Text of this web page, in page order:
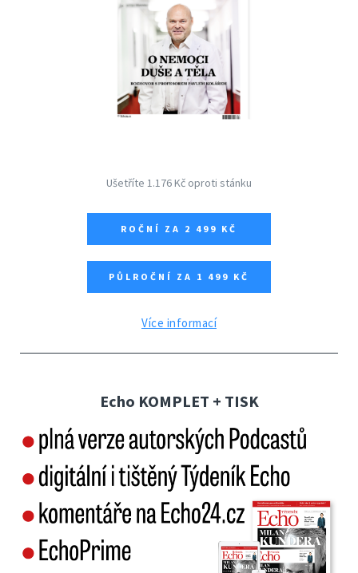
Ušetříte 1.176 Kč oproti stánku
ROČNÍ ZA 2 499 KČ
PŮLROČNÍ ZA 1 499 KČ
Více informací
Echo KOMPLET + TISK